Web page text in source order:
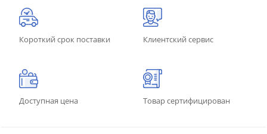
Короткий срок поставки Клиентский сервис
Доступная цена Товар сертифицирован